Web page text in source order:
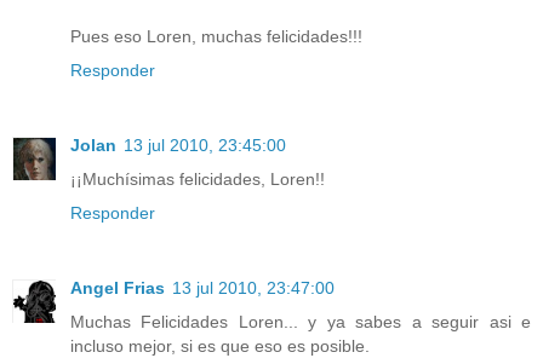
Pues eso Loren, muchas felicidades!!!
Responder
Jolan 13 jul 2010, 23:45:00
¡¡Muchísimas felicidades, Loren!!
Responder
Angel Frias 13 jul 2010, 23:47:00
Muchas Felicidades Loren... y ya sabes a seguir asi e
incluso mejor, si es que eso es posible.